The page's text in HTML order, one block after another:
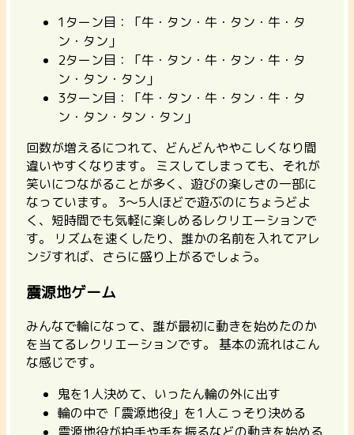
1ターン目：「牛・タン・牛・タン・牛・タ
ン・タン」
2ターン目：「牛・タン・牛・タン・牛・タ
ン・タン・タン」
3ターン目：「牛・タン・牛・タン・牛・タ
ン・タン・タン・タン」
回数が増えるにつれて、どんどんややこしくなり間
違いやすくなります。 ミスしてしまっても、それが
笑いにつながることが多く、遊びの楽しさの一部に
なっています。
3〜5人ほどで遊ぶのにちょうどよ
く、短時間でも気軽に楽しめるレクリエーションで
す。 リズムを速くしたり、誰かの名前を入れてアレ
ンジすれば、さらに盛り上がるでしょう。
震源地ゲーム
みんなで輪になって、誰が最初に動きを始めたのか
を当てるレクリエーションです。
基本の流れはこん
な感じです。
鬼を1人決めて、いったん輪の外に出す
輪の中で「震源地役」を1人こっそり決める